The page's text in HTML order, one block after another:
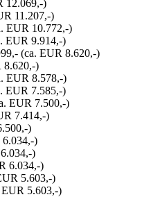
12.069,-)
11.207,-)
EUR 10.772,-)
EUR 9.914,-)
(ca. EUR 8.620,-)
8.620,-)
EUR 8.578,-)
EUR 7.585,-)
EUR 7.500,-)
7.414,-)
)
6.034,-)
)
6.034,-)
5.603,-)
EUR 5.603,-)